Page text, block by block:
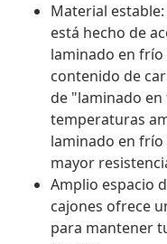
Material
está hecho de
laminado en
contenido de
de "laminado
temperaturas
laminado en frío
mayor
Amplio espacio
cajones ofrece
para mantener